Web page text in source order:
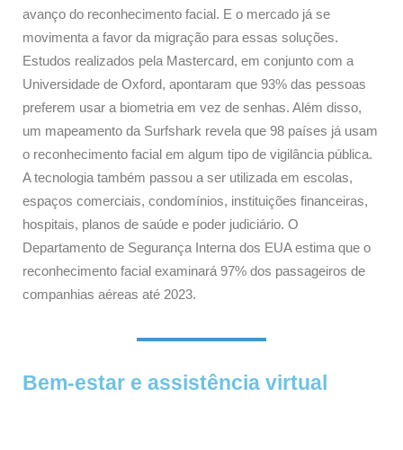
avanço do reconhecimento facial. E o mercado já se
movimenta a favor da migração para essas soluções.
Estudos realizados pela Mastercard, em conjunto com a
Universidade de Oxford, apontaram que 93% das pessoas
preferem usar a biometria em vez de senhas. Além disso,
um mapeamento da Surfshark revela que 98 países já usam
o reconhecimento facial em algum tipo de vigilância pública.
A tecnologia também passou a ser utilizada em escolas,
espaços comerciais, condomínios, instituições financeiras,
hospitais, planos de saúde e poder judiciário. O
Departamento de Segurança Interna dos EUA estima que o
reconhecimento facial examinará 97% dos passageiros de
companhias aéreas até 2023.
Bem-estar e assistência virtual